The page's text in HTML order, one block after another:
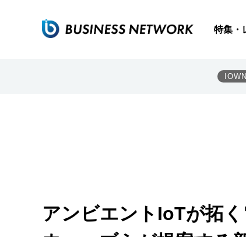
特集・
IOWN
アンビエントIoTが拓